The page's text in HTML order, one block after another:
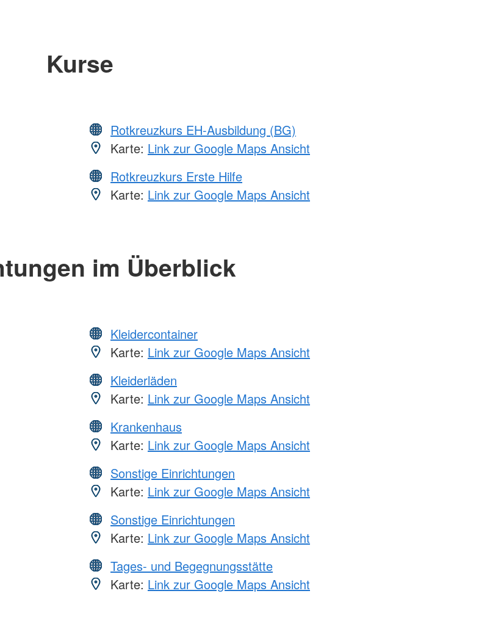
Kurse
Rotkreuzkurs EH-Ausbildung (BG)
Karte: Link zur Google Maps Ansicht
Rotkreuzkurs Erste Hilfe
Karte: Link zur Google Maps Ansicht
im Überblick
Kleidercontainer
Karte: Link zur Google Maps Ansicht
Kleiderläden
Karte: Link zur Google Maps Ansicht
Krankenhaus
Karte: Link zur Google Maps Ansicht
Sonstige Einrichtungen
Karte: Link zur Google Maps Ansicht
Sonstige Einrichtungen
Karte: Link zur Google Maps Ansicht
Tages- und Begegnungsstätte
Karte: Link zur Google Maps Ansicht